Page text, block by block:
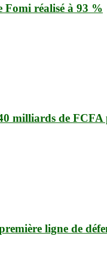
Fomi réalisé à 93 %
milliards de
ligne de